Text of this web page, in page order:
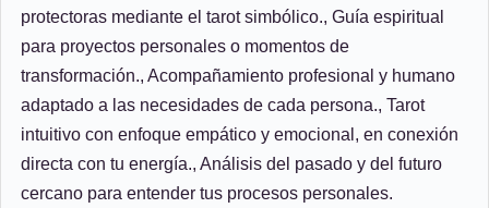
protectoras mediante el tarot simbólico., Guía espiritual
para proyectos personales o momentos de
transformación., Acompañamiento profesional y humano
adaptado a las necesidades de cada persona., Tarot
intuitivo con enfoque empático y emocional, en conexión
directa con tu energía., Análisis del pasado y del futuro
cercano para entender tus procesos personales.